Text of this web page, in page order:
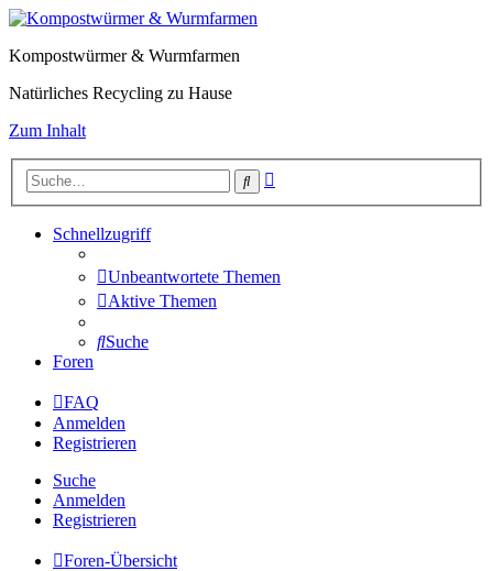
Kompostwürmer & Wurmfarmen
Natürliches Recycling zu Hause
Zum Inhalt
Suche
Schnellzugriff
Unbeantwortete Themen
Aktive Themen
Suche
Foren
FAQ
Anmelden
Registrieren
Suche
Anmelden
Registrieren
Foren-Übersicht